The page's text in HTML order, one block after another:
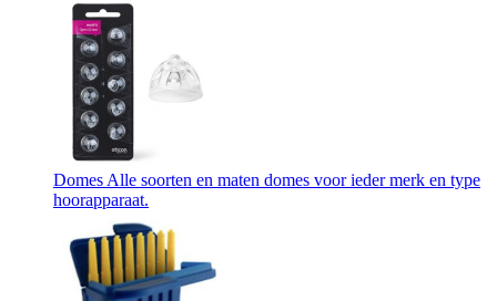
Domes Alle soorten en maten domes voor ieder merk en type
hoorapparaat.